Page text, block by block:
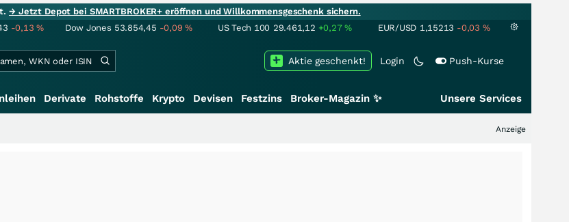
→ Jetzt Depot bei SMARTBROKER+ eröffnen und Willkommensgeschenk sichern.
-0,13% Dow Jones 53.854,45 -0,09% US Tech 100 29.461,12 +0,27% EUR/USD 1,15213 -0,03 %
Login Push-Kurse
Aktie geschenkt!
Derivate Rohstoffe Krypto Devisen Festzins Broker-Magazin ✨ Unsere Services
Anzeige